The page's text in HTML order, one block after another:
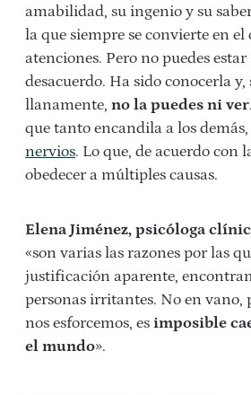
amabilidad, su ingenio y su
la que siempre se convierte en el
atenciones. Pero no puedes estar
desacuerdo. Ha sido conocerla
llanamente, no la puedes ni ver
que tanto encandila a los demás,
nervios. Lo que, de acuerdo con
obedecer a múltiples causas.
Elena Jiménez, psicóloga
«son varias las razones por las
justificación aparente,
personas irritantes. No en vano,
nos esforcemos, es imposible
el mundo».